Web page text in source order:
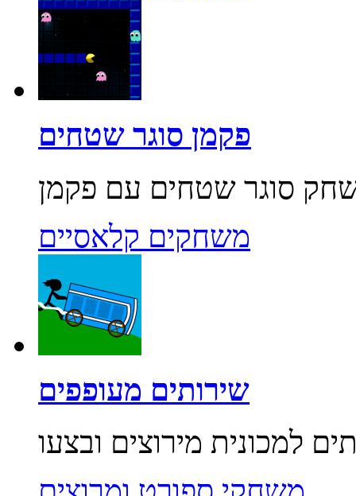
פקמן סוגר שטחים
משחקים קלאסיים
שירותים מעופפים